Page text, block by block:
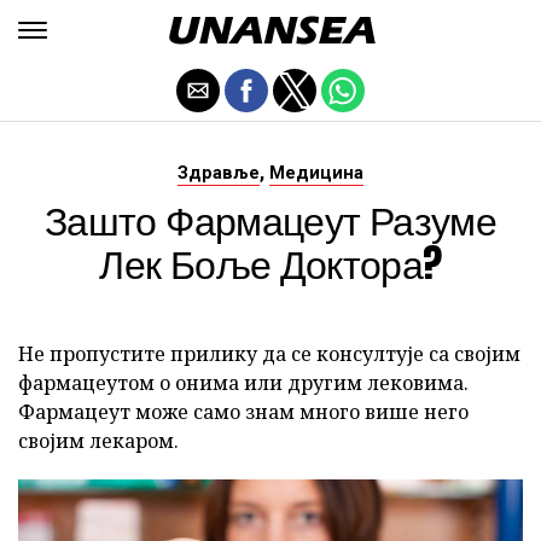
Здравље, Медицина
Зашто Фармацеут Разуме
Лек Боље Доктора?
Не пропустите прилику да се консултује са својим
фармацеутом о онима или другим лековима.
Фармацеут може само знам много више него
својим лекаром.